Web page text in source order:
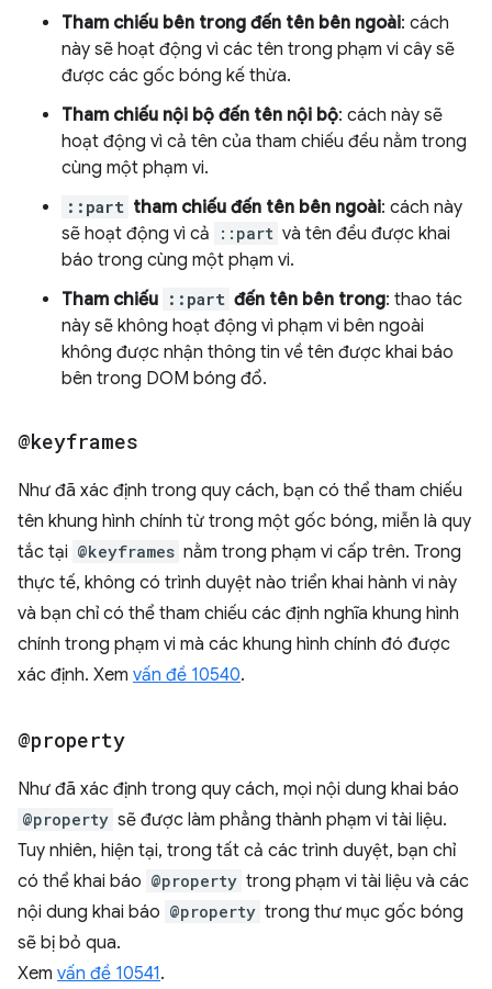
Tham chiếu bên trong đến tên bên ngoài: cách
này sẽ hoạt động vì các tên trong phạm vi cây sẽ
được các gốc bóng kế thừa.
Tham chiếu nội bộ đến tên nội bộ: cách này sẽ
hoạt động vì cả tên của tham chiếu đều nằm trong
cùng một phạm vi.
::part tham chiếu đến tên bên ngoài: cách này
sẽ hoạt động vì cả
::part và tên đều được khai
báo trong cùng một phạm vi.
Tham chiếu ::part đến tên bên trong: thao tác
này sẽ không hoạt động vì phạm vi bên ngoài
không được nhận thông tin về tên được khai báo
bên trong DOM bóng đổ.
@keyframes
Như đã xác định trong quy cách, bạn có thể tham chiếu
tên khung hình chính từ trong một gốc bóng, miễn là quy
tắc tại @keyframes nằm trong phạm vi cấp trên. Trong
thực tế, không có trình duyệt nào triển khai hành vi này
và bạn chỉ có thể tham chiếu các định nghĩa khung hình
chính trong phạm vi mà các khung hình chính đó được
xác định. Xem vấn đề 10540.
@property
Như đã xác định trong quy cách, mọi nội dung khai báo
@property sẽ được làm phẳng thành phạm vi tài liệu.
Tuy nhiên, hiện tại, trong tất cả các trình duyệt, bạn chỉ
có thể khai báo @property trong phạm vi tài liệu và các
nội dung khai báo @property trong thư mục gốc bóng
sẽ bị bỏ qua.
Xem vấn đề 10541.